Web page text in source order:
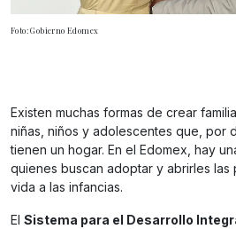
Foto: Gobierno Edomex
Existen muchas formas de crear
niñas, niños y adolescentes que, por
tienen un hogar. En el Edomex, hay
quienes buscan adoptar y abrirles las
vida a las infancias.
El Sistema para el Desarrollo